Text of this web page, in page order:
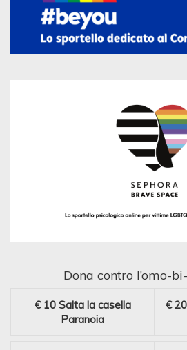
Dona contro l’omo-
€ 10 Salta la casella
Paranoia
€ 20